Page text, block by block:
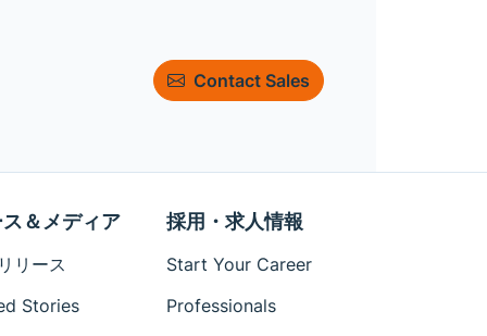
Contact Sales
＆メディア
リース
Stories
採用・求人情報
Start Your Career
Professionals